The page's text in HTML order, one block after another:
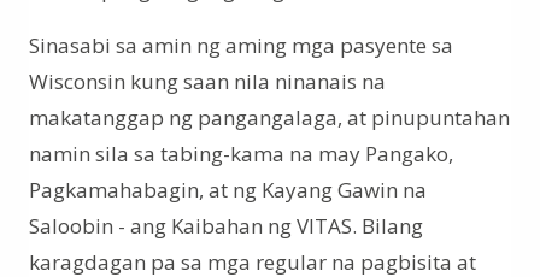
Sinasabi sa amin ng aming mga pasyente sa
Wisconsin kung saan nila ninanais na
makatanggap ng pangangalaga, at pinupuntahan
namin sila sa tabing-kama na may Pangako,
Pagkamahabagin, at ng Kayang Gawin na
Saloobin - ang Kaibahan ng VITAS. Bilang
karagdagan pa sa mga regular na pagbisita at